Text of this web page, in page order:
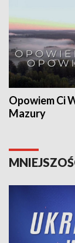
Opowiem Ci
Mazury